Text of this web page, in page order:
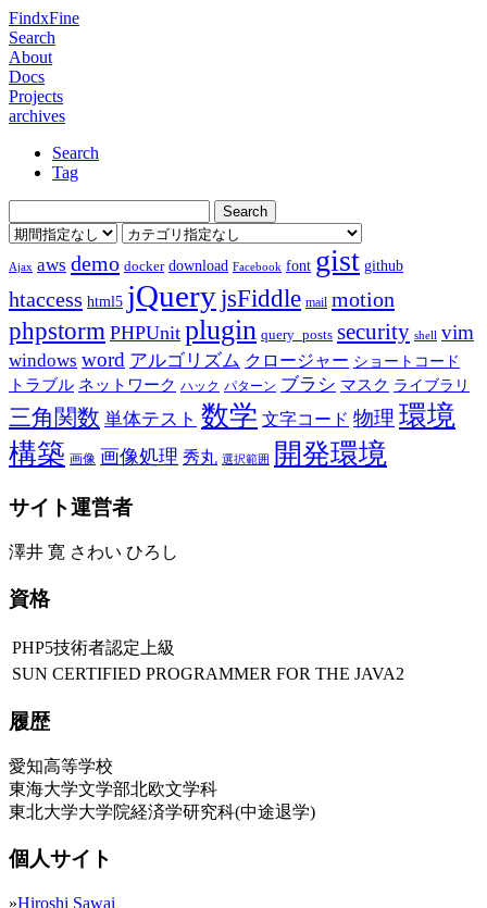
FindxFine
Search
About
Docs
Projects
archives
Search
Tag
Ajax aws demo docker download Facebook font gist github
htaccess html5 jQuery jsFiddle mail motion
phpstorm PHPUnit plugin query_posts security shell vim
windows word アルゴリズム クロージャー ショートコード
トラブル ネットワーク ハック パターン ブラシ マスク ライブラリ
三角関数 単体テスト 数学 文字コード 物理 環境
構築 画像 画像処理 秀丸 選択範囲 開発環境
サイト運営者
澤井 寛 さわい ひろし
資格
PHP5技術者認定上級
SUN CERTIFIED PROGRAMMER FOR THE JAVA2
履歴
愛知高等学校
東海大学文学部北欧文学科
東北大学大学院経済学研究科(中途退学)
個人サイト
»Hiroshi Sawai